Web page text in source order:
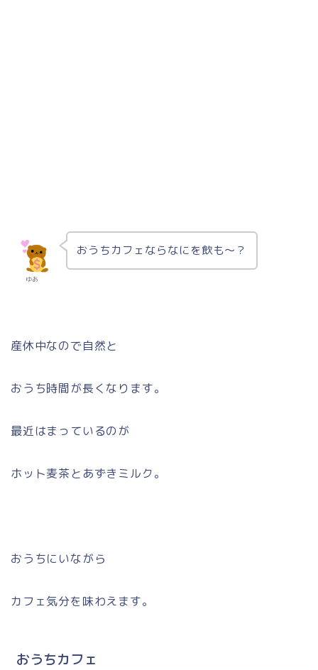
ゆあ
おうちカフェならなにを飲も～？
産休中なので自然と
おうち時間が長くなります。
最近はまっているのが
ホット麦茶とあずきミルク。
おうちにいながら
カフェ気分を味わえます。
おうちカフェ